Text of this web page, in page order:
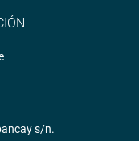
s/n.